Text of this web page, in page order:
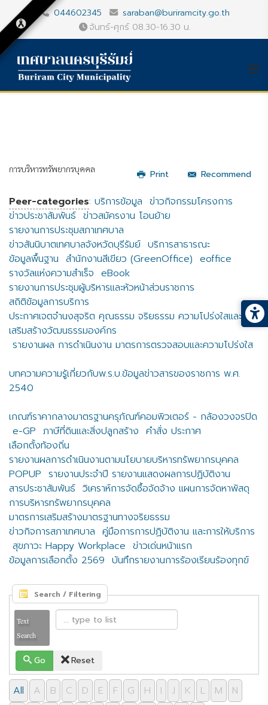
044602345
saraban@buriramcity.go.th
จันทร์-ศุกร์ 08.30-16.30 น.
Print Recommend
การบริหารทรัพยากรบุคคล
Peer-categories: บริการข้อมูล ข่าวกิจกรรมโครงการ
ข่าวประชาสัมพันธ์ ข่าวสมัครงาน โอนย้าย
รายงานการประชุมสภาเทศบาล
ข่าวสันนิบาตเทศบาลจังหวัดบุรีรัมย์ บริการสาธารณะ
ข้อมูลพื้นฐาน สำนักงานสีเขียว (GreenOffice) eoffice
รางวัลแห่งความสำเร็จ eBook
รายงานการประชุมผู้บริหารและหัวหน้าส่วนราชการ
สถิติข้อมูลการบริการ
ประกาศเจตจำนงสุจริต คุณธรรม จริยธรรม ความโปร่งใสและการ
เสริมสร้างวัฒนธรรมองค์กร
รายงานผล การดำเนินงาน มาตรการตรวจสอบและความโปร่งใส
บทความความรู้เกี่ยวกับพ.ร.บ.ข้อมูลข่าวสารของราชการ พ.ศ.
2540
เกณฑ์ราคากลางมาตรฐานครุภัณฑ์คอมพิวเตอร์ - กล้องวงจรปิด
e-GP ภาษีที่ดินและสิ่งปลูกสร้าง คำสั่ง ประกาศ
เลือกตั้งท้องถิ่น
รายงานผลการดำเนินงานตามนโยบายบริหารทรัพยากรบุคคล
POPUP รายงานประจำปี รายงานแสดงผลการปฏิบัติงาน
สารประชาสัมพันธ์ วิเคราห์การจัดซื้อจัดจ้าง แผนการจัดหาพัสดุ
การบริหารทรัพยากรบุคคล
มาตรการเสริมสร้างมาตรฐานทางจริยธรรม
ข่าวกิจการสภาเทศบาล คู่มือการการปฏิบัติงาน และการให้บริการ
สุขภาวะ Happy Workplace ข่าวเด่นหน้าแรก
ข้อมูลการเลือกตั้ง 2569 บันทึกรายงานการร้องเรียนร้องทุกข์
Search / Filtering
Text
Search
Go Reset
All A B C D E F G H I J K L M
N